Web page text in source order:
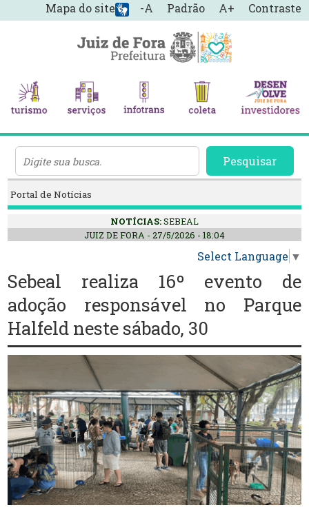
-A Padrão A+ Contraste
Mapa do site
Pesquisar
Portal de Notícias
NOTÍCIAS:SEBEAL
JUIZ DE FORA - 27/5/2026 - 18:04
Select Language ▼
Sebeal realiza 16º evento de
adoção responsável no Parque
Halfeld neste sábado, 30